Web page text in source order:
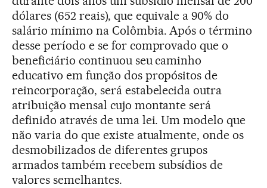
dólares (652 reais), que equivale a 90% do
salário mínimo na Colômbia. Após o término
desse período e se for comprovado que o
beneficiário continuou seu caminho
educativo em função dos propósitos de
reincorporação, será estabelecida outra
atribuição mensal cujo montante será
definido através de uma lei. Um modelo que
não varia do que existe atualmente, onde os
desmobilizados de diferentes grupos
armados também recebem subsídios de
valores semelhantes.